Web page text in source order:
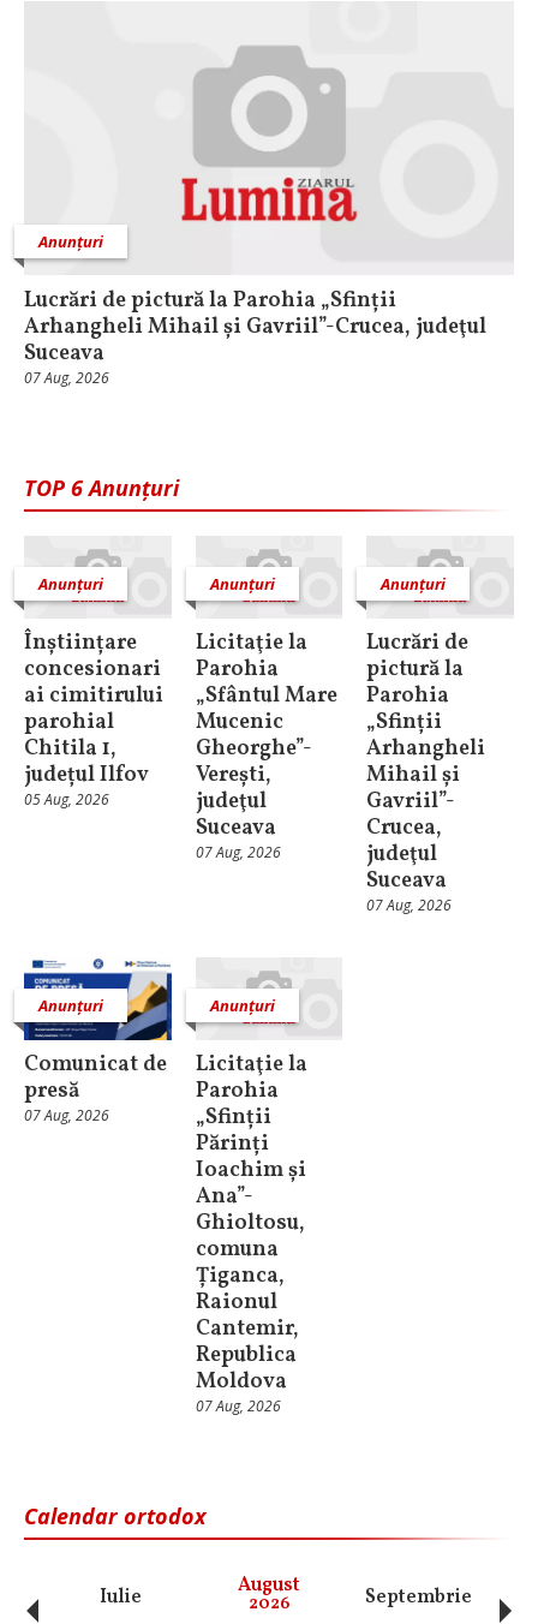
Anunțuri
Lucrări de pictură la Parohia „Sfinții
Arhangheli Mihail și Gavriil”-Crucea, judeţul
Suceava
07 Aug, 2026
TOP 6 Anunțuri
Anunțuri
Înștiințare
concesionari
ai cimitirului
parohial
Chitila 1,
județul Ilfov
05 Aug, 2026
Anunțuri
Licitaţie la
Parohia
„Sfântul Mare
Mucenic
Gheorghe”-
Verești,
judeţul
Suceava
07 Aug, 2026
Anunțuri
Lucrări de
pictură la
Parohia
„Sfinții
Arhangheli
Mihail și
Gavriil”-
Crucea,
judeţul
Suceava
07 Aug, 2026
Anunțuri
Comunicat de
presă
07 Aug, 2026
Anunțuri
Licitaţie la
Parohia
„Sfinții
Părinți
Ioachim și
Ana”-
Ghioltosu,
comuna
Țiganca,
Raionul
Cantemir,
Republica
Moldova
07 Aug, 2026
Calendar ortodox
Iulie August
2026 Septembrie